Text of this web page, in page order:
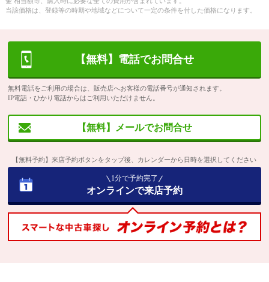
当該価格は、登録等の時期や地域などについて一定の条件を付した価格になります。
【無料】電話でお問合せ
無料電話をご利用の場合は、販売店へお客様の電話番号が通知されます。
IP電話・ひかり電話からはご利用いただけません。
【無料】メールでお問合せ
【無料予約】来店予約ボタンをタップ後、カレンダーから日時を選択してください
1分で予約完了
オンラインで来店予約